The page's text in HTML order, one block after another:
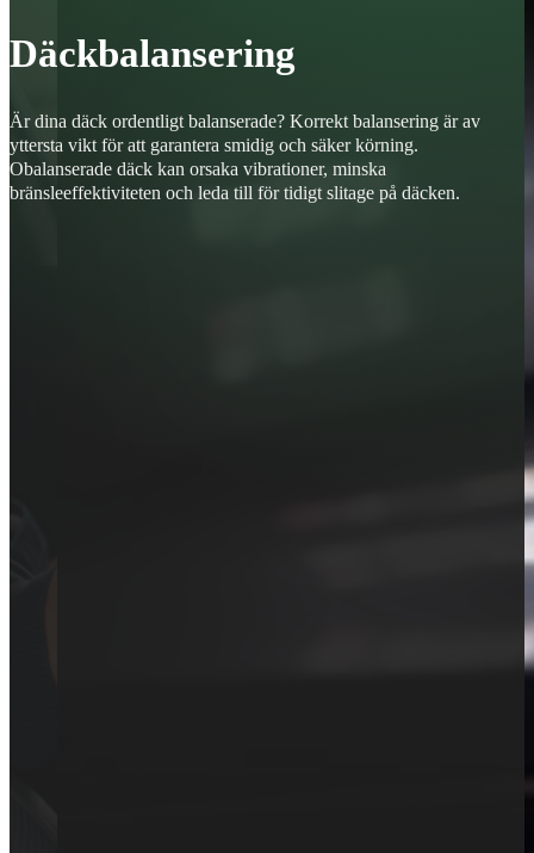
Däckbalansering
Är dina däck ordentligt balanserade? Korrekt balansering är av
yttersta vikt för att garantera smidig och säker körning.
Obalanserade däck kan orsaka vibrationer, minska
bränsleeffektiviteten och leda till för tidigt slitage på däcken.